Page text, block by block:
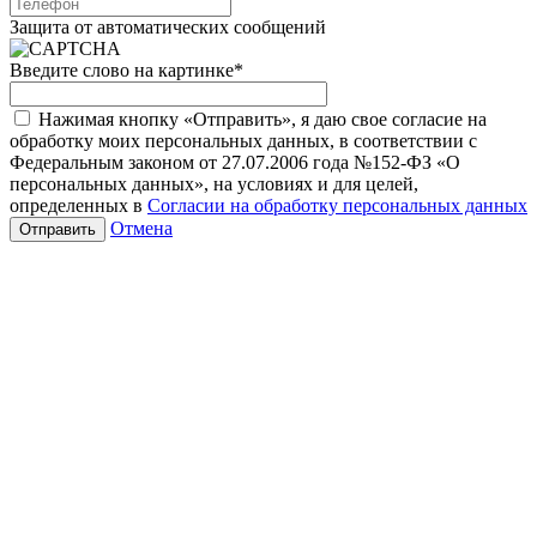
Защита от автоматических сообщений
Введите слово на картинке*
Нажимая кнопку «Отправить», я даю свое согласие на
обработку моих персональных данных, в соответствии с
Федеральным законом от 27.07.2006 года №152-ФЗ «О
персональных данных», на условиях и для целей,
определенных в Согласии на обработку персональных данных
Отмена